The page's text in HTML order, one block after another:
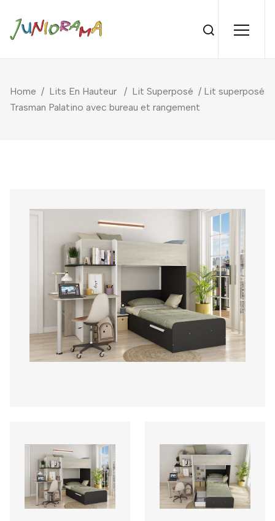
Home / Lits En Hauteur / Lit Superposé / Lit superposé
Trasman Palatino avec bureau et rangement